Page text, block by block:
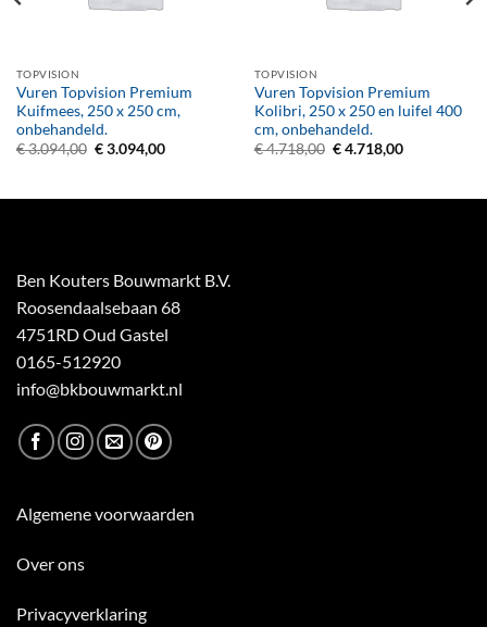
TOPVISION
Vuren Topvision Premium
Kuifmees, 250 x 250 cm,
onbehandeld.
€3.094,00 Oorspronkelijke
€3.094,00Huidige
TOPVISION
Vuren Topvision Premium
Kolibri, 250 x 250 en luifel 400
cm, onbehandeld.
€4.718,00 Oorspronkelijke
€4.718,00Huidige
Ben Kouters Bouwmarkt B.V.
Roosendaalsebaan 68
4751RD Oud Gastel
0165-512920
info@bkbouwmarkt.nl
Algemene voorwaarden
Over ons
Privacyverklaring